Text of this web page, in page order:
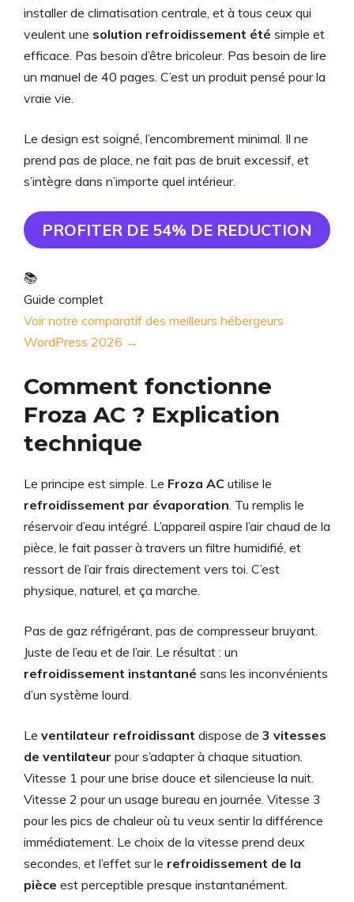
installer de climatisation centrale, et à tous ceux qui
veulent une solution refroidissement été simple et
efficace. Pas besoin d’être bricoleur. Pas besoin de lire
un manuel de 40 pages. C’est un produit pensé pour la
vraie vie.
Le design est soigné, l’encombrement minimal. Il ne
prend pas de place, ne fait pas de bruit excessif, et
s’intègre dans n’importe quel intérieur.
PROFITER DE 54% DE REDUCTION
📚
Guide complet
Voir notre comparatif des meilleurs hébergeurs
WordPress 2026 →
Comment fonctionne
Froza AC ? Explication
technique
Le principe est simple. Le Froza AC utilise le
refroidissement par évaporation . Tu remplis le
réservoir d’eau intégré. L’appareil aspire l’air chaud de la
pièce, le fait passer à travers un filtre humidifié, et
ressort de l’air frais directement vers toi. C’est
physique, naturel, et ça marche.
Pas de gaz réfrigérant, pas de compresseur bruyant.
Juste de l’eau et de l’air. Le résultat : un
refroidissement instantané sans les inconvénients
d’un système lourd.
Le ventilateur refroidissant dispose de 3 vitesses
de ventilateur pour s’adapter à chaque situation.
Vitesse 1 pour une brise douce et silencieuse la nuit.
Vitesse 2 pour un usage bureau en journée. Vitesse 3
pour les pics de chaleur où tu veux sentir la différence
immédiatement. Le choix de la vitesse prend deux
secondes, et l’effet sur le refroidissement de la
pièce est perceptible presque instantanément.